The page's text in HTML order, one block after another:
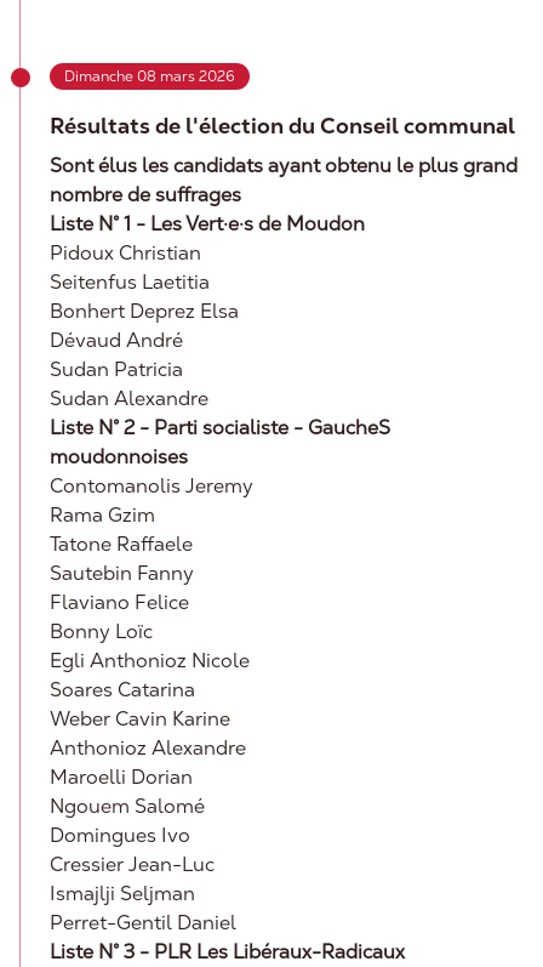
Dimanche 08 mars 2026
Résultats de l'élection du Conseil communal
Sont élus les candidats ayant obtenu le plus grand
nombre de suffrages
Liste N° 1 - Les Vert·e·s de Moudon
Pidoux Christian
Seitenfus Laetitia
Bonhert Deprez Elsa
Dévaud André
Sudan Patricia
Sudan Alexandre
Liste N° 2 - Parti socialiste - GaucheS
moudonnoises
Contomanolis Jeremy
Rama Gzim
Tatone Raffaele
Sautebin Fanny
Flaviano Felice
Bonny Loïc
Egli Anthonioz Nicole
Soares Catarina
Weber Cavin Karine
Anthonioz Alexandre
Maroelli Dorian
Ngouem Salomé
Domingues Ivo
Cressier Jean-Luc
Ismajlji Seljman
Perret-Gentil Daniel
Liste N° 3 - PLR Les Libéraux-Radicaux